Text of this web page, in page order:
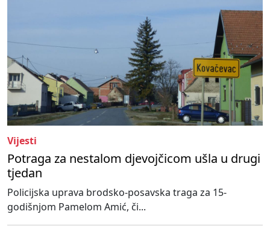
Vijesti
Potraga za nestalom djevojčicom ušla u drugi
tjedan
Policijska uprava brodsko-posavska traga za 15-
godišnjom Pamelom Amić, či...